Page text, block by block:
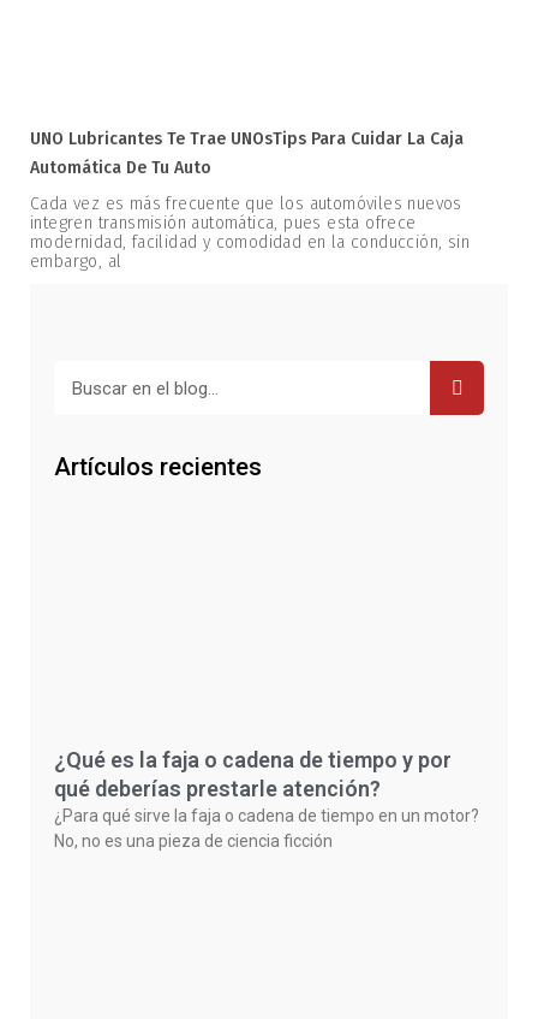
UNO Lubricantes Te Trae UNOsTips Para Cuidar La Caja
Automática De Tu Auto
Cada vez es más frecuente que los automóviles nuevos
integren transmisión automática, pues esta ofrece
modernidad, facilidad y comodidad en la conducción, sin
embargo, al
Artículos recientes
¿Qué es la faja o cadena de tiempo y por
qué deberías prestarle atención?
¿Para qué sirve la faja o cadena de tiempo en un motor?
No, no es una pieza de ciencia ficción